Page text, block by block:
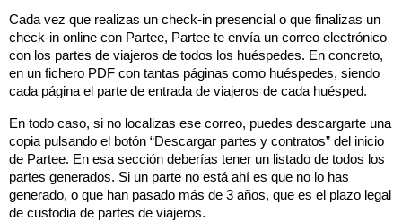
Cada vez que realizas un check-in presencial o que finalizas un
check-in online con Partee, Partee te envía un correo electrónico
con los partes de viajeros de todos los huéspedes. En concreto,
en un fichero PDF con tantas páginas como huéspedes, siendo
cada página el parte de entrada de viajeros de cada huésped.
En todo caso, si no localizas ese correo, puedes descargarte una
copia pulsando el botón “Descargar partes y contratos” del inicio
de Partee. En esa sección deberías tener un listado de todos los
partes generados. Si un parte no está ahí es que no lo has
generado, o que han pasado más de 3 años, que es el plazo legal
de custodia de partes de viajeros.